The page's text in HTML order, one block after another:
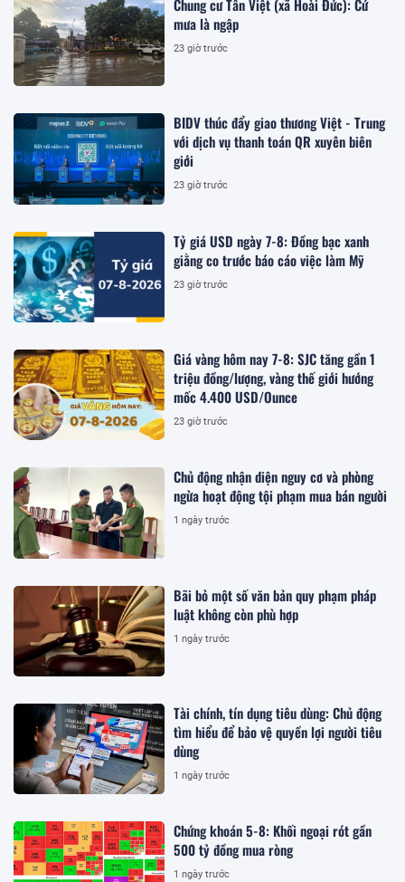
Chung cư Tân Việt (xã Hoài Đức): Cứ
mưa là ngập
23 giờ trước
BIDV thúc đẩy giao thương Việt - Trung
với dịch vụ thanh toán QR xuyên biên
giới
23 giờ trước
Tỷ giá USD ngày 7-8: Đồng bạc xanh
giằng co trước báo cáo việc làm Mỹ
23 giờ trước
Giá vàng hôm nay 7-8: SJC tăng gần 1
triệu đồng/lượng, vàng thế giới hướng
mốc 4.400 USD/Ounce
23 giờ trước
Chủ động nhận diện nguy cơ và phòng
ngừa hoạt động tội phạm mua bán người
1 ngày trước
Bãi bỏ một số văn bản quy phạm pháp
luật không còn phù hợp
1 ngày trước
Tài chính, tín dụng tiêu dùng: Chủ động
tìm hiểu để bảo vệ quyền lợi người tiêu
dùng
1 ngày trước
Chứng khoán 5-8: Khối ngoại rót gần
500 tỷ đồng mua ròng
1 ngày trước